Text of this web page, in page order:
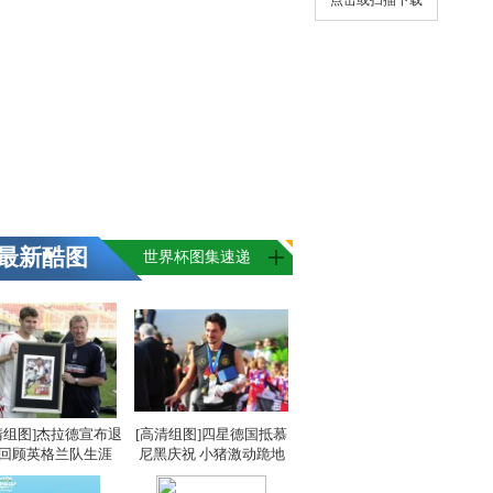
新酷图 世界杯图集速递
图]杰拉德宣布退
顾英格兰队生涯
[高清组图]四星德国抵慕
尼黑庆祝 小猪激动跪地